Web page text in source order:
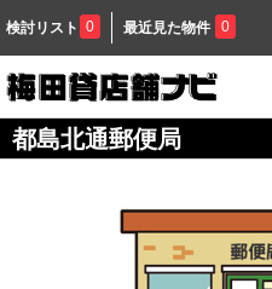
検討リスト 0 最近見た物件 0
都島北通郵便局